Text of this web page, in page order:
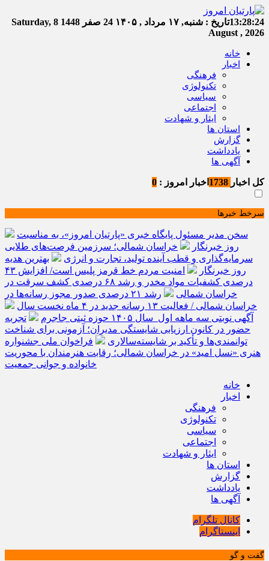
13:28:24تاریخ : شنبه, ۱۷ مرداد , ۱۴۰۵ 24 صفر 1448
Saturday, 8
August , 2026
خانه
اخبار
فرهنگی
تکنولوژی
سیاسی
اجتماعی
ایثار و شهادت
استان ها
گزارش
یادداشت
آگهی ها
کل اخبار اخبار امروز : 0
سرخط خبرها
سخن مدیر مسئول پایگاه خبری «پارتیان امروز»، به مناسبت
روز خبرنگار
خراسان شمالی؛ سرزمین فرصت‌های طلایی
سرمایه‌گذاری و قطب آینده تولید، تجارت و انرژی
بهترین هدیه
روز خبرنگار
امنیت مردم خط قرمز پلیس است/ افزایش ۴۳
درصدی کشفیات مواد مخدر و رشد ۶۸ درصدی کشف سرقت در
خراسان شمالی
رشد ۲۱ درصدی صدور مجوز رسانه‌ها در
خراسان شمالی / فعالیت ۱۳ رسانه جدید در ۴ ماه نخست سال
آگهی نوبتی سه ماهه اول سال ۱۴۰۵ حوزه ثبتی جاجرم
تجربه
حضور در کانون ارزیابی شایستگی مدیران؛ آزمونی برای شناخت
توانمندی‌ها و تأکید بر شایسته‌سالاری
فراخوان ملی جشنواره
هنری «نسل امید» در خراسان شمالی؛ رقابت هنرمندان با محوریت
خانواده و جوانی جمعیت
خانه
اخبار
فرهنگی
تکنولوژی
سیاسی
اجتماعی
ایثار و شهادت
استان ها
گزارش
یادداشت
آگهی ها
کانال تلگرام
اینستاگرام
گفت و گو